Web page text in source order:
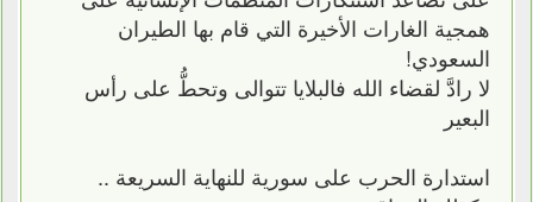
همجية الغارات الأخيرة التي قام بها الطيران
السعودي!
لا رادَّ لقضاء الله فالبلايا تتوالى وتحطُّ على رأس
البعير
استدارة الحرب على سورية للنهاية السريعة ..